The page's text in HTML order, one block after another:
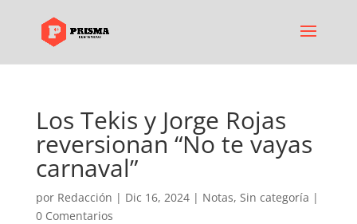
Los Tekis y Jorge Rojas
reversionan “No te vayas
carnaval”
por Redacción | Dic 16, 2024| Notas, Sin categoría |
0 Comentarios